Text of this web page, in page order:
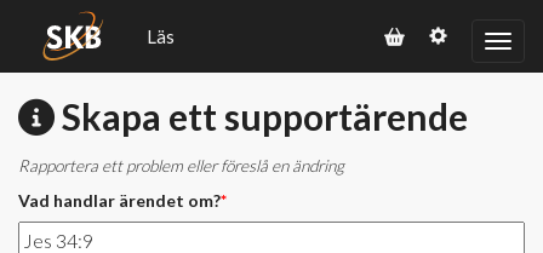
Läs
Skapa ett supportärende
Rapportera ett problem eller föreslå en ändring
Vad handlar ärendet om?*